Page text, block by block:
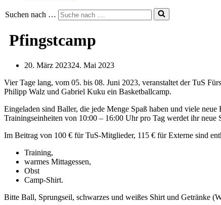
Suchen nach …
Pfingstcamp
20. März 202324. Mai 2023
Vier Tage lang, vom 05. bis 08. Juni 2023, veranstaltet der TuS
Philipp Walz und Gabriel Kuku ein Basketballcamp.
Eingeladen sind Baller, die jede Menge Spaß haben und viele
Trainingseinheiten von 10:00 – 16:00 Uhr pro Tag werdet ihr neue
Im Beitrag von 100 € für TuS-Mitglieder, 115 € für Externe sind
Training,
warmes Mittagessen,
Obst
Camp-Shirt.
Bitte Ball, Sprungseil, schwarzes und weißes Shirt und Getränke